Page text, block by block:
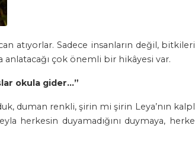
atıyorlar. Sadece insanların değil,
anlatacağı çok önemli bir hikâyesi var.
okula gider…”
duman renkli, şirin mi şirin Leya’nın
herkesin duyamadığını duymaya,